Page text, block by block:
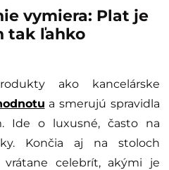
vymiera: Plat je
tak ľahko
ako kancelárske
a smerujú spravidla
Ide o luxusné, často na
Končia aj na stoloch
vrátane celebrít, akými je